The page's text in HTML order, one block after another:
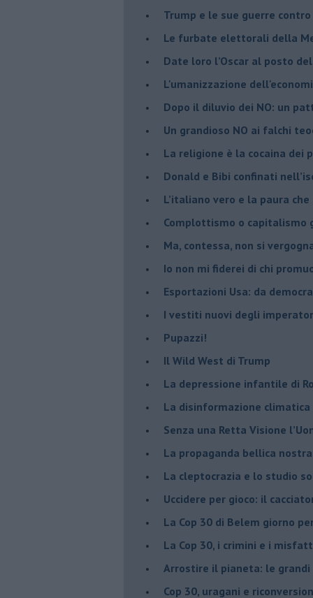
Trump e le sue guerre
​Le furbate elettorali della
​Date loro l’Oscar al posto
L'umanizzazione
​Dopo il diluvio dei NO: un
​Un grandioso NO ai falchi
La religione è la cocaina dei
Donald e Bibi confinati
L’italiano vero e la paura
​Complottismo o capitalismo
​Ma, contessa, non si
​Io non mi fiderei di chi
Esportazioni Usa: da
​I vestiti nuovi degli
​Pupazzi!
​Il Wild West di Trump
​La depressione infantile di
​La disinformazione
Senza una Retta Visione
​La propaganda bellica
​La cleptocrazia e lo studio
​Uccidere per gioco: il
​La Cop 30 di Belem giorno
La Cop 30, i crimini e i
Arrostire il pianeta: le
​Cop 30, uragani e